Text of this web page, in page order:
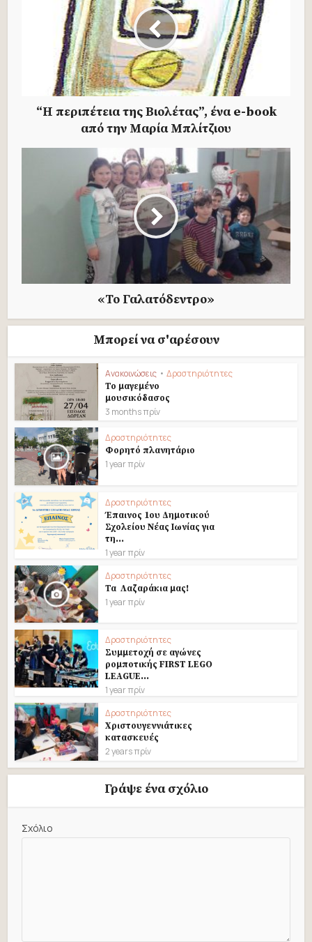
“Η περιπέτεια της Βιολέτας”, ένα e-book
από την Μαρία Μπλίτζιου
«Το Γαλατόδεντρο»
Μπορεί να σ'αρέσουν
Ανακοινώσεις • Δραστηριότητες
Το μαγεμένο
μουσικόδασος
3 months πρίν
Δραστηριότητες
Φορητό πλανητάριο
1 year πρίν
Δραστηριότητες
Έπαινος 1ου Δημοτικού
Σχολείου Νέας Ιωνίας για
τη...
1 year πρίν
Δραστηριότητες
Τα Λαζαράκια μας!
1 year πρίν
Δραστηριότητες
Συμμετοχή σε αγώνες
ρομποτικής FIRST LEGO
LEAGUE...
1 year πρίν
Δραστηριότητες
Χριστουγεννιάτικες
κατασκευές
2 years πρίν
Γράψε ένα σχόλιο
Σχόλιο